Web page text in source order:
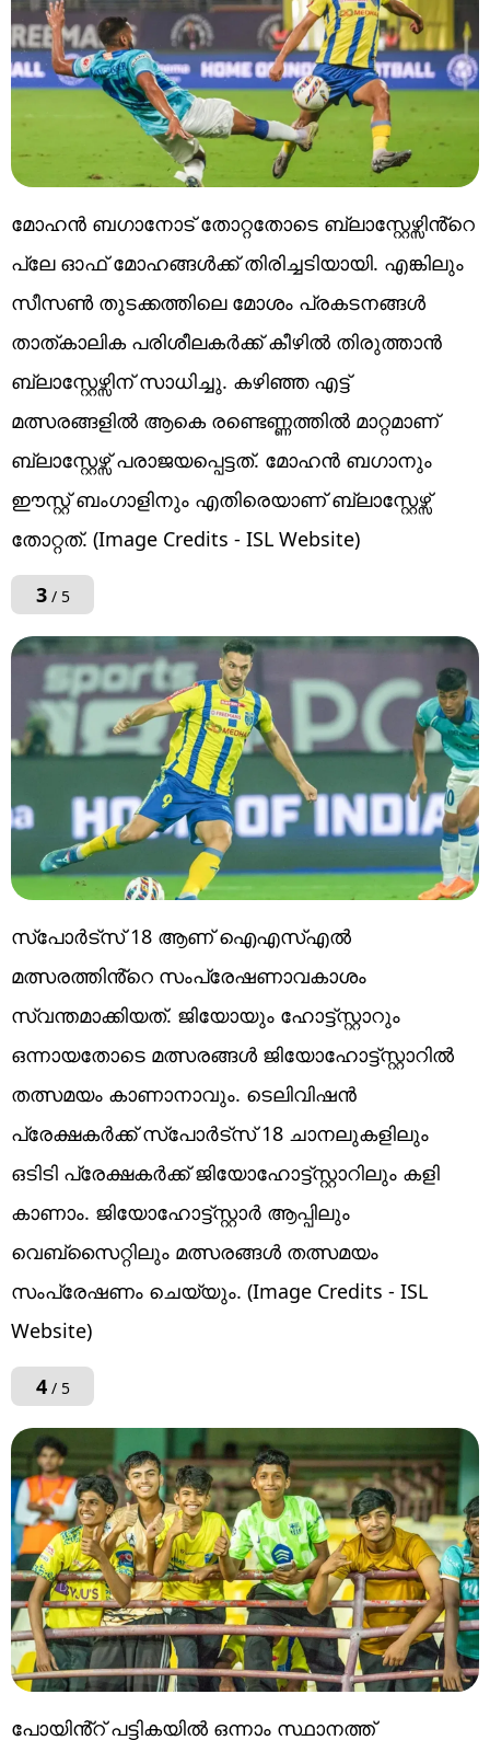
മോഹൻ ബഗാനോട് തോറ്റതോടെ ബ്ലാസ്റ്റേഴ്സിൻ്റെ
പ്ലേ ഓഫ് മോഹങ്ങൾക്ക് തിരിച്ചടിയായി. എങ്കിലും
സീസൺ തുടക്കത്തിലെ മോശം പ്രകടനങ്ങൾ
താത്കാലിക പരിശീലകർക്ക് കീഴിൽ തിരുത്താൻ
ബ്ലാസ്റ്റേഴ്സിന് സാധിച്ചു. കഴിഞ്ഞ എട്ട്
മത്സരങ്ങളിൽ ആകെ രണ്ടെണ്ണത്തിൽ മാറ്റമാണ്
ബ്ലാസ്റ്റേഴ്സ് പരാജയപ്പെട്ടത്. മോഹൻ ബഗാനും
ഈസ്റ്റ് ബംഗാളിനും എതിരെയാണ് ബ്ലാസ്റ്റേഴ്സ്
തോറ്റത്. (Image Credits - ISL Website)
3/ 5
സ്പോർട്സ് 18 ആണ് ഐഎസ്എൽ
മത്സരത്തിൻ്റെ സംപ്രേഷണാവകാശം
സ്വന്തമാക്കിയത്. ജിയോയും ഹോട്ട്സ്റ്റാറും
ഒന്നായതോടെ മത്സരങ്ങൾ ജിയോഹോട്ട്സ്റ്റാറിൽ
തത്സമയം കാണാനാവും. ടെലിവിഷൻ
പ്രേക്ഷകർക്ക് സ്പോർട്സ് 18 ചാനലുകളിലും
ഒടിടി പ്രേക്ഷകർക്ക് ജിയോഹോട്ട്സ്റ്റാറിലും കളി
കാണാം. ജിയോഹോട്ട്സ്റ്റാർ ആപ്പിലും
വെബ്സൈറ്റിലും മത്സരങ്ങൾ തത്സമയം
സംപ്രേഷണം ചെയ്യും. (Image Credits - ISL
Website)
4/ 5
പോയിൻ്റ് പട്ടികയിൽ ഒന്നാം സ്ഥാനത്ത്